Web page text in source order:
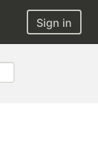
Sign in